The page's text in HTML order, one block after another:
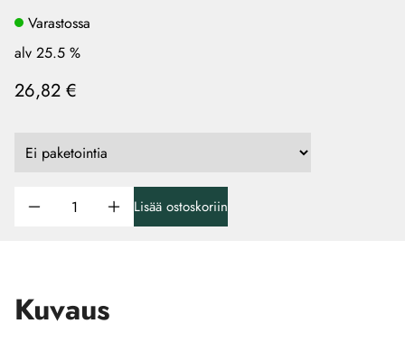
Varastossa
alv 25.5 %
26,82 €
Lisää ostoskoriin
Kuvaus